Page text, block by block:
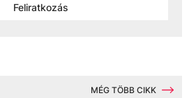
Feliratkozás
MÉG TÖBB CIKK